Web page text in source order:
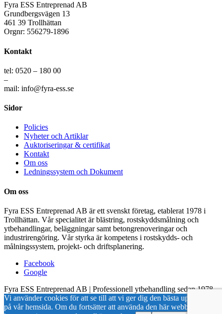
Fyra ESS Entreprenad AB
Grundbergsvägen 13
461 39 Trollhättan
Orgnr: 556279-1896
Kontakt
tel: 0520 – 180 00
–
mail: info@fyra-ess.se
Sidor
Policies
Nyheter och Artiklar
Auktoriseringar & certifikat
Kontakt
Om oss
Ledningssystem och Dokument
Om oss
Fyra ESS Entreprenad AB är ett svenskt företag, etablerat 1978 i
Trollhättan. Vår specialitet är blästring, rostskyddsmålning och
ytbehandlingar, beläggningar samt betongrenoveringar och
industrirengöring. Vår styrka är kompetens i rostskydds- och
målningssystem, projekt- och driftsplanering.
Facebook
Google
Fyra ESS Entreprenad AB | Professionell ytbehandling sedan 1978
Vi använder cookies för att se till att vi ger dig den bästa upplevelsen
på vår hemsida. Om du fortsätter att använda den här webbplatsen